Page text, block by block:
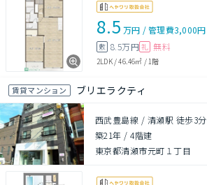
8.5 万円 /管理費3,000円
敷 8.5万円 礼 無料
2LDK/46.46㎡ /1階
賃貸マンション ブリエラクティ
西武豊島線 / 清瀬駅 徒歩3分
築21年 /4階建
東京都清瀬市元町１丁目